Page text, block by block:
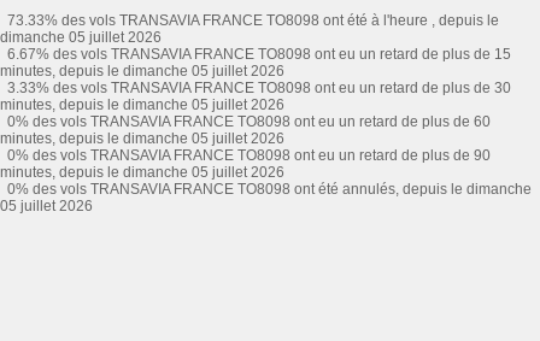
73.33% des vols TRANSAVIA FRANCE TO8098 ont été à l'heure , depuis le
dimanche 05 juillet 2026
6.67% des vols TRANSAVIA FRANCE TO8098 ont eu un retard de plus de 15
minutes, depuis le dimanche 05 juillet 2026
3.33% des vols TRANSAVIA FRANCE TO8098 ont eu un retard de plus de 30
minutes, depuis le dimanche 05 juillet 2026
0% des vols TRANSAVIA FRANCE TO8098 ont eu un retard de plus de 60
minutes, depuis le dimanche 05 juillet 2026
0% des vols TRANSAVIA FRANCE TO8098 ont eu un retard de plus de 90
minutes, depuis le dimanche 05 juillet 2026
0% des vols TRANSAVIA FRANCE TO8098 ont été annulés, depuis le dimanche
05 juillet 2026